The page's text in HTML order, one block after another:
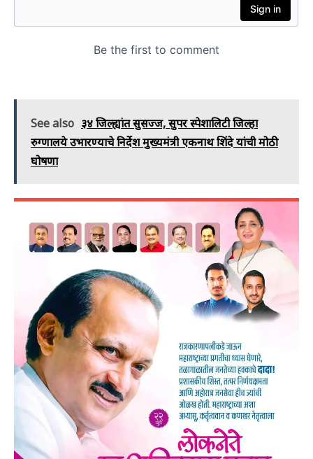
See also ३४ जिल्ह्यांत सुसज्ज, सुपर स्पेशालिटी जिल्हा
रुग्णालये उभारण्याचे निर्देश मुख्यमंत्री एकनाथ शिंदे यांची मोठी
घोषणा